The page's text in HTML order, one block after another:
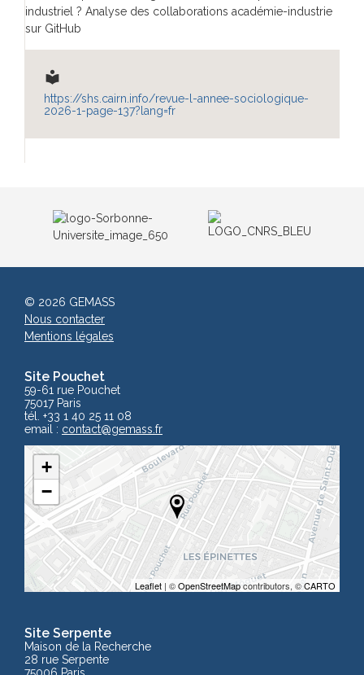
local_library
https://shs.cairn.info/revue-l-annee-sociologique-
2026-1-page-137?lang=fr
Site Pouchet
59-61 rue Pouchet
75017 Paris
tél. +33 1 40 25 11 08
email : contact@gemass.fr
+
−
Leaflet | ©OpenStreetMapcontributors, ©CARTO
Site Serpente
Maison de la Recherche
28 rue Serpente
75006 Paris
© 2026 GEMASS
Nous contacter
Mentions légales